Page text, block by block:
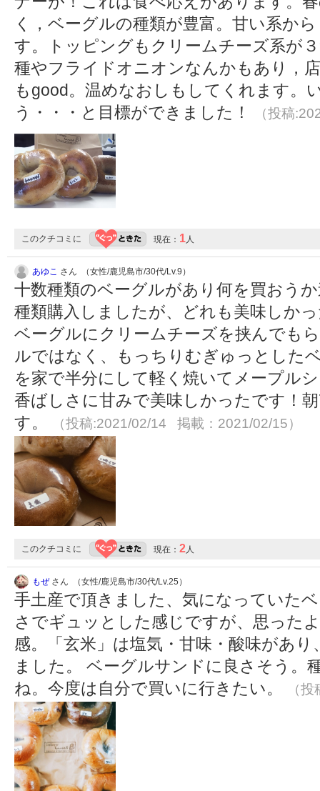
く，ベーグルの種類が豊富。甘い系か
す。トッピングもクリームチーズ系が
種やフライドオニオンなんかもあり，
もgood。温めなおしもしてくれます。
う・・・と目標ができました！
（投稿
このクチコミに 現在： 1人
あゆこ さん （女性/鹿児島市/30代/Lv.9）
十数種類のベーグルがあり何を買おう
種類購入しましたが、どれも美味しか
ベーグルにクリームチーズを挟んでも
ルではなく、もっちりむぎゅっとした
を家で半分にして軽く焼いてメープル
香ばしさに甘みで美味しかったです！
す。
（投稿:2021/02/14 掲載：2021/02/15）
このクチコミに 現在： 2人
もぜさん （女性/鹿児島市/30代/Lv.25）
手土産で頂きました、気になっていた
さでギュッとした感じですが、思った
感。「玄米」は塩気・甘味・酸味があ
ました。 ベーグルサンドに良さそう。
ね。今度は自分で買いに行きたい。
（